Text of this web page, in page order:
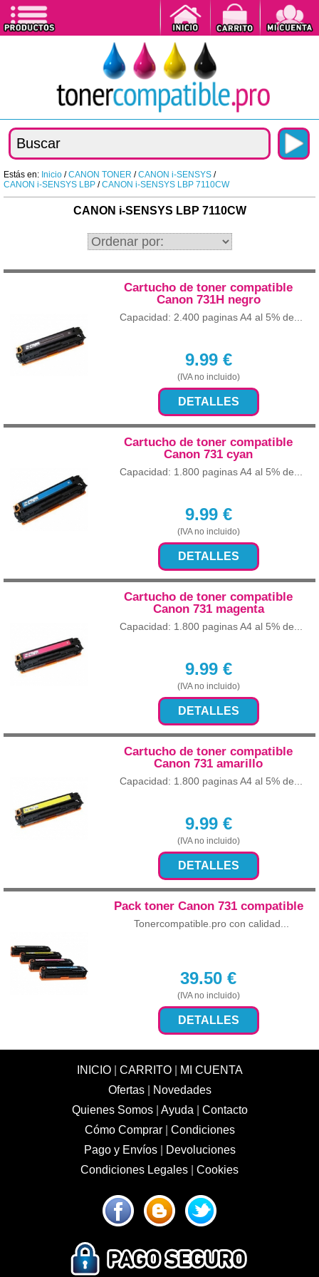
Estás en: Inicio /CANON TONER /CANON i-SENSYS /
CANON i-SENSYS LBP /CANON i-SENSYS LBP 7110CW
CANON i-SENSYS LBP 7110CW
Cartucho de toner compatible
Canon 731H negro
Capacidad: 2.400 paginas A4 al 5% de...
9.99€
(IVA no incluido)
DETALLES
Cartucho de toner compatible
Canon 731 cyan
Capacidad: 1.800 paginas A4 al 5% de...
9.99€
(IVA no incluido)
DETALLES
Cartucho de toner compatible
Canon 731 magenta
Capacidad: 1.800 paginas A4 al 5% de...
9.99€
(IVA no incluido)
DETALLES
Cartucho de toner compatible
Canon 731 amarillo
Capacidad: 1.800 paginas A4 al 5% de...
9.99€
(IVA no incluido)
DETALLES
Pack toner Canon 731 compatible
Tonercompatible.pro con calidad...
39.50 €
(IVA no incluido)
DETALLES
INICIO| CARRITO|
MI CUENTA
Ofertas|
Novedades
Quienes Somos| Ayuda
Contacto
Cómo Comprar| Condiciones
Pago y Envíos|
Devoluciones
Condiciones Legales
Cookies